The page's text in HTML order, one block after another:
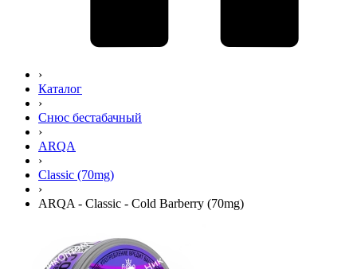
›
Каталог
›
Снюс бестабачный
›
ARQA
›
Classic (70mg)
›
ARQA - Classic - Cold Barberry (70mg)